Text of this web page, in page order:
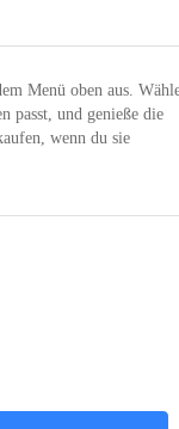
Menü oben aus.
passt, und genieße die
wenn du sie